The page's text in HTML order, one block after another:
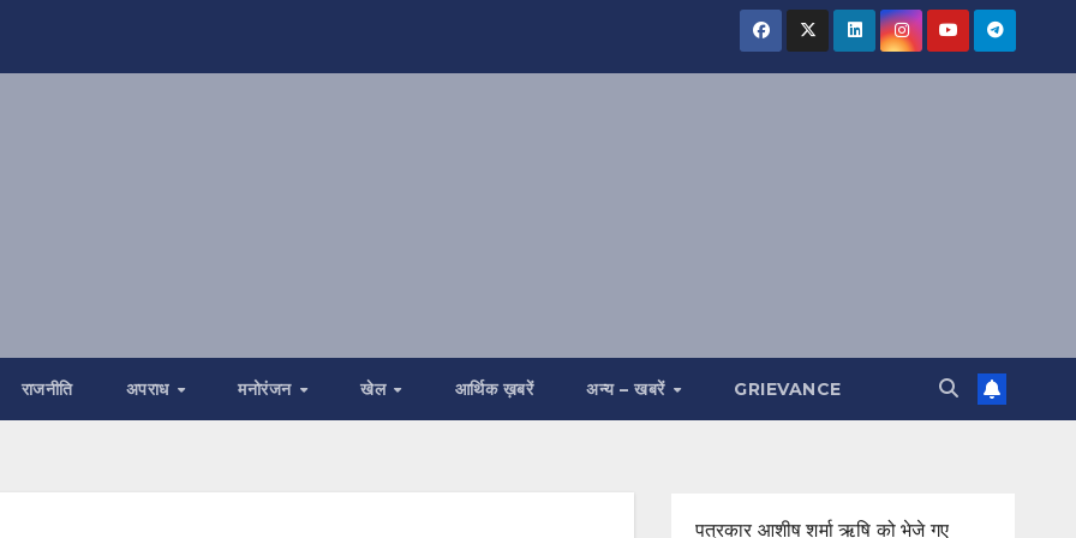
राजनीति अपराध मनोरंजन खेल आर्थिक ख़बरें अन्य – खबरें GRIEVANCE
पत्रकार आशीष शर्मा ऋषि को भेजे गए